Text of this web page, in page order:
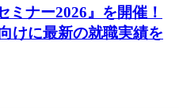
ミナー2026』を開催！
けに最新の就職実績を